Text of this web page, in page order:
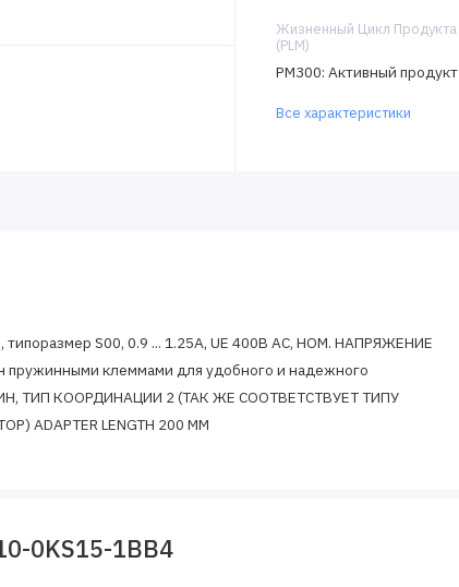
Жизненный Цикл Продукта
(PLM)
PM300: Активный продукт
Все характеристики
S00, 0.9 ... 1.25A, UE 400В АС, НОМ. НАПРЯЖЕНИЕ
клеммами для удобного и надежного
ТИП КООРДИНАЦИИ 2 (ТАК ЖЕ СООТВЕТСТВУЕТ ТИПУ
ADAPTER LENGTH 200 MM
0KS15-1BB4